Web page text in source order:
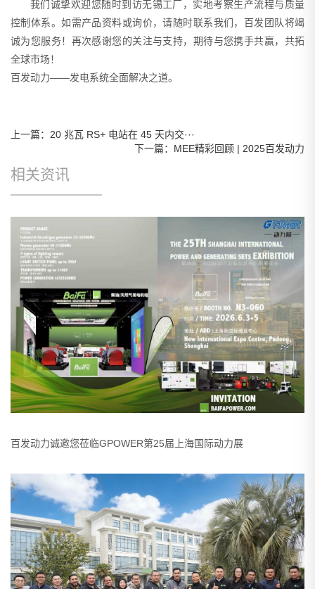
我们诚挚欢迎您随时到访无锡工厂，实地考察生产流程与质量
控制体系。如需产品资料或询价，请随时联系我们，百发团队将竭
诚为您服务！再次感谢您的关注与支持，期待与您携手共赢，共拓
全球市场！
百发动力——发电系统全面解决之道。
上一篇：20 兆瓦 RS+ 电站在 45 天内交···
下一篇：MEE精彩回顾 | 2025百发动力
相关资讯
百发动力诚邀您莅临GPOWER第25届上海国际动力展